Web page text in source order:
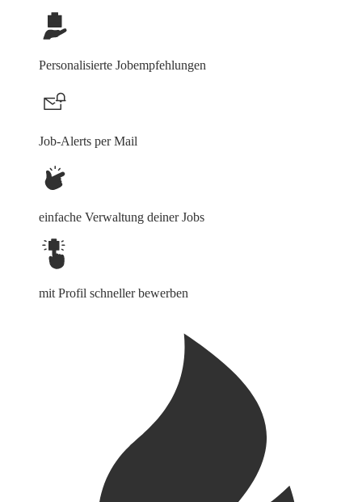
Personalisierte Jobempfehlungen
Job-Alerts per Mail
einfache Verwaltung deiner Jobs
mit Profil schneller bewerben